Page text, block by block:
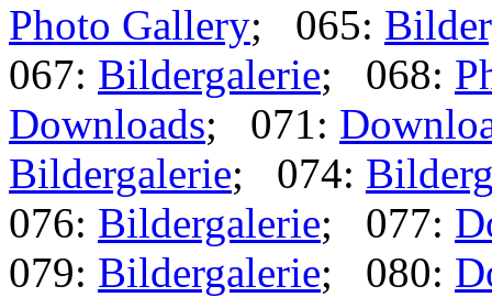
Photo Gallery; 065:
067: Bildergalerie; 068:
Downloads; 071:
Bildergalerie; 074:
076: Bildergalerie; 077:
079: Bildergalerie; 080: